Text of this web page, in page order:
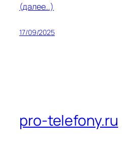
(далее…)
17/09/2025
pro-telefony.ru